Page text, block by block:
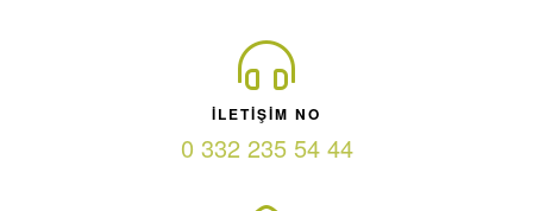
ILETIŞIM NO
0 332 235 54 44